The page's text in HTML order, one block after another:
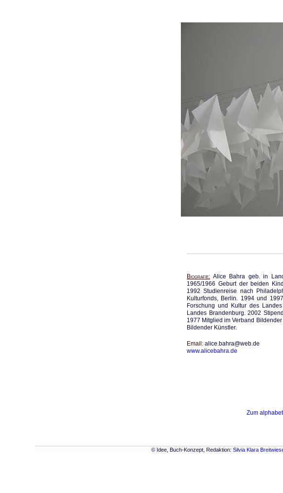
Biografie Alice Bahra geb. in
1965/1966 Geburt der beiden
1992 Studienreise nach
Kulturfonds, Berlin. 1994 und
Forschung und Kultur des
Landes Brandenburg. 2002
1977 Mitglied im Verband
Bildender Künstler.
Email alice.bahra@web.de
www.alicebahra.de
Zum